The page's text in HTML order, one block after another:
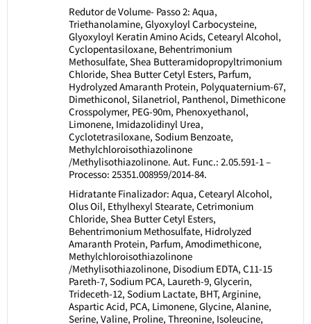
Redutor de Volume- Passo 2: Aqua,
Triethanolamine, Glyoxyloyl Carbocysteine,
Glyoxyloyl Keratin Amino Acids, Cetearyl Alcohol,
Cyclopentasiloxane, Behentrimonium
Methosulfate, Shea Butteramidopropyltrimonium
Chloride, Shea Butter Cetyl Esters, Parfum,
Hydrolyzed Amaranth Protein, Polyquaternium-67,
Dimethiconol, Silanetriol, Panthenol, Dimethicone
Crosspolymer, PEG-90m, Phenoxyethanol,
Limonene, Imidazolidinyl Urea,
Cyclotetrasiloxane, Sodium Benzoate,
Methylchloroisothiazolinone
/Methylisothiazolinone. Aut. Func.: 2.05.591-1 –
Processo: 25351.008959/2014-84.
Hidratante Finalizador: Aqua, Cetearyl Alcohol,
Olus Oil, Ethylhexyl Stearate, Cetrimonium
Chloride, Shea Butter Cetyl Esters,
Behentrimonium Methosulfate, Hidrolyzed
Amaranth Protein, Parfum, Amodimethicone,
Methylchloroisothiazolinone
/Methylisothiazolinone, Disodium EDTA, C11-15
Pareth-7, Sodium PCA, Laureth-9, Glycerin,
Trideceth-12, Sodium Lactate, BHT, Arginine,
Aspartic Acid, PCA, Limonene, Glycine, Alanine,
Serine, Valine, Proline, Threonine, Isoleucine,